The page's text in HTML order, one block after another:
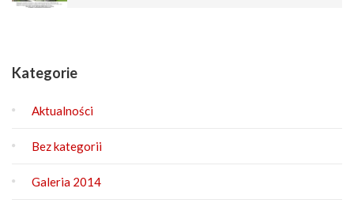
Kategorie
Aktualności
Bez kategorii
Galeria 2014